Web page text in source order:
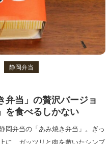
静岡弁当
弁当」の贅沢バージョ
を食べるしかない
岡弁当の「あみ焼き弁当」。ぎっ
に、ガッツリと肉を敷いたシンブ